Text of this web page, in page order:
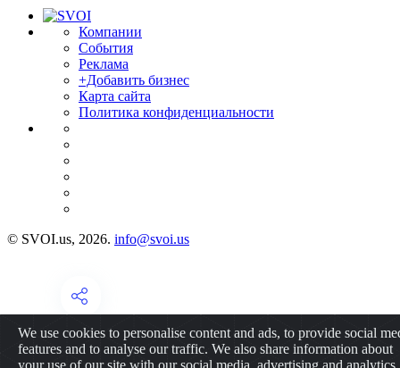
Компании
События
Реклама
+Добавить бизнес
Карта сайта
Политика конфиденциальности
© SVOI.us, 2026. info@svoi.us
We use cookies to personalise content and ads, to provide social
features and to analyse our traffic. We also share information about
your use of our site with our social media, advertising and analytics